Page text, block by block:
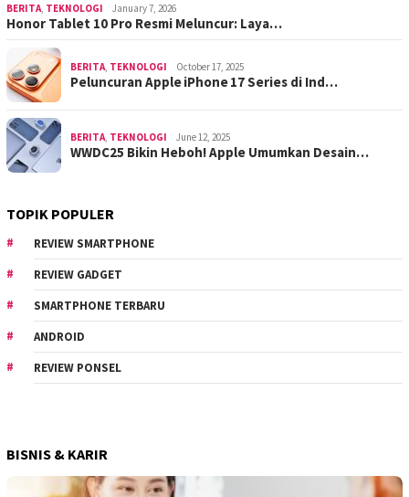
BERITA TEKNOLOGI January 7, 2026
Honor Tablet 10 Pro Resmi Meluncur: Laya…
BERITA TEKNOLOGI October 17, 2025
Peluncuran Apple iPhone 17 Series di Ind…
BERITA TEKNOLOGI June 12, 2025
WWDC25 Bikin Heboh! Apple Umumkan Desain…
TOPIK POPULER
REVIEW SMARTPHONE
REVIEW GADGET
SMARTPHONE TERBARU
ANDROID
REVIEW PONSEL
BISNIS & KARIR